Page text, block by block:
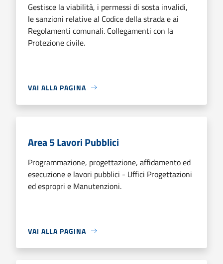
Gestisce la viabilità, i permessi di sosta invalidi,
le sanzioni relative al Codice della strada e ai
Regolamenti comunali. Collegamenti con la
Protezione civile.
VAI ALLA PAGINA
Area 5 Lavori Pubblici
Programmazione, progettazione, affidamento ed
esecuzione e lavori pubblici - Uffici Progettazioni
ed espropri e Manutenzioni.
VAI ALLA PAGINA